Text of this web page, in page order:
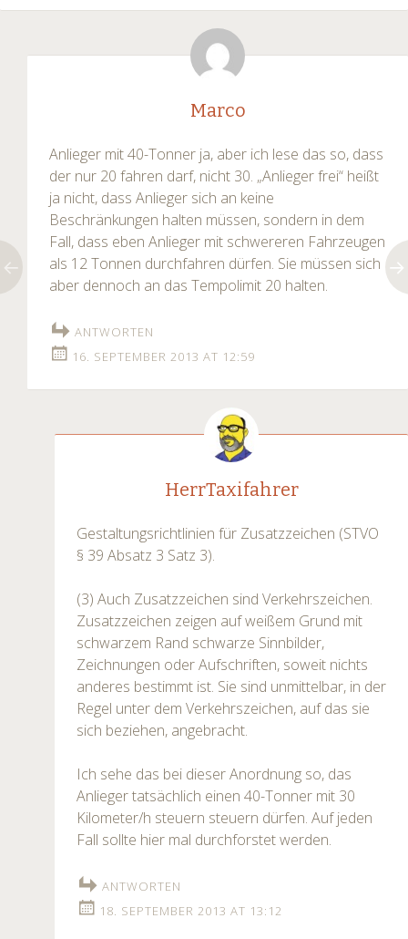
Marco
Anlieger mit 40-Tonner ja, aber ich lese das so, dass
der nur 20 fahren darf, nicht 30. „Anlieger frei“ heißt
ja nicht, dass Anlieger sich an keine
Beschränkungen halten müssen, sondern in dem
Fall, dass eben Anlieger mit schwereren Fahrzeugen
als 12 Tonnen durchfahren dürfen. Sie müssen sich
aber dennoch an das Tempolimit 20 halten.
ANTWORTEN
16. SEPTEMBER 2013 AT 12:59
HerrTaxifahrer
Gestaltungsrichtlinien für Zusatzzeichen (STVO
§ 39 Absatz 3 Satz 3).
(3) Auch Zusatzzeichen sind Verkehrszeichen.
Zusatzzeichen zeigen auf weißem Grund mit
schwarzem Rand schwarze Sinnbilder,
Zeichnungen oder Aufschriften, soweit nichts
anderes bestimmt ist. Sie sind unmittelbar, in der
Regel unter dem Verkehrszeichen, auf das sie
sich beziehen, angebracht.
Ich sehe das bei dieser Anordnung so, das
Anlieger tatsächlich einen 40-Tonner mit 30
Kilometer/h steuern steuern dürfen. Auf jeden
Fall sollte hier mal durchforstet werden.
ANTWORTEN
18. SEPTEMBER 2013 AT 13:12